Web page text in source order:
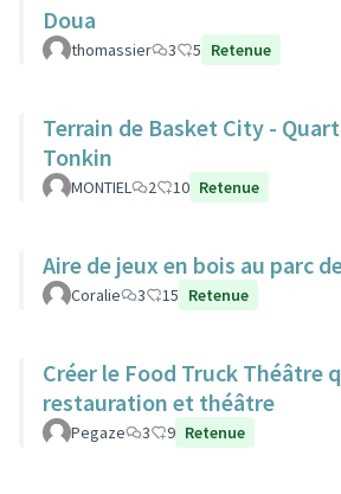
Doua
thomassier 3 5 Retenue
Terrain de Basket City -
Tonkin
MONTIEL 2 10 Retenue
Aire de jeux en bois au parc
Coralie 3 15 Retenue
Créer le Food Truck Théâtre
restauration et théâtre
Pegaze 3 9 Retenue